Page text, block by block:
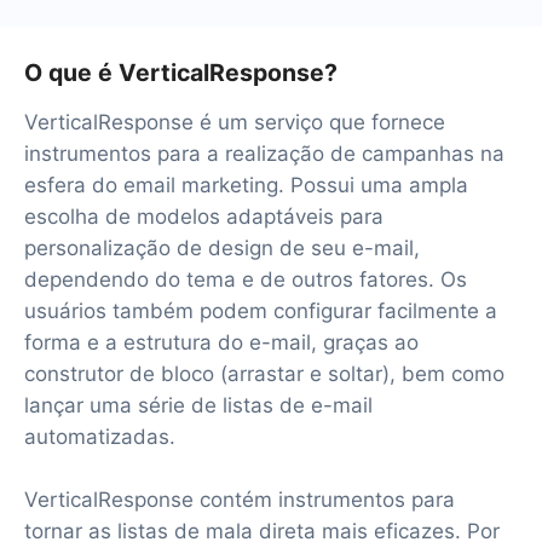
O que é VerticalResponse?
VerticalResponse é um serviço que fornece
instrumentos para a realização de campanhas na
esfera do email marketing. Possui uma ampla
escolha de modelos adaptáveis para
personalização de design de seu e-mail,
dependendo do tema e de outros fatores. Os
usuários também podem configurar facilmente a
forma e a estrutura do e-mail, graças ao
construtor de bloco (arrastar e soltar), bem como
lançar uma série de listas de e-mail
automatizadas.
VerticalResponse contém instrumentos para
tornar as listas de mala direta mais eficazes. Por